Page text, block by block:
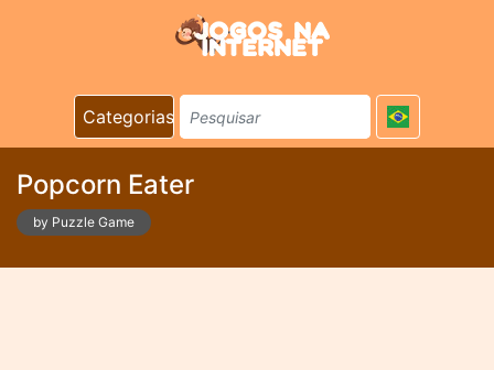
Categorias
Popcorn Eater
by Puzzle Game